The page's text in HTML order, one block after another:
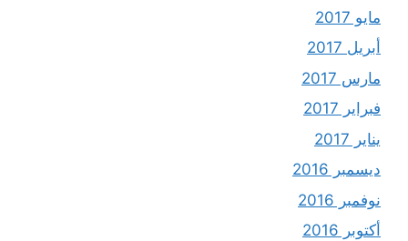
مايو 2017
أبريل 2017
مارس 2017
فبراير 2017
يناير 2017
ديسمبر 2016
نوفمبر 2016
أكتوبر 2016